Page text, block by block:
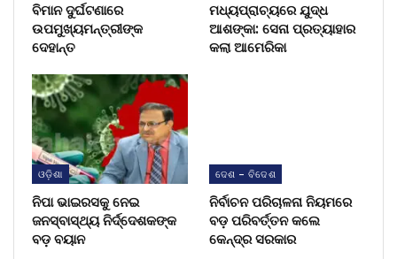
ବିମାନ ଦୁର୍ଘଟଣାରେ
ଉପମୁଖ୍ୟମନ୍ତ୍ରୀଙ୍କ
ଦେହାନ୍ତ
ମଧ୍ୟପ୍ରାଚ୍ୟରେ ଯୁଦ୍ଧ
ଆଶଙ୍କା: ସେନା ପ୍ରତ୍ୟାହାର
କଲା ଆମେରିକା
ଓଡ଼ିଶା
ନିପା ଭାଇରସକୁ ନେଇ
ଜନସ୍ବାସ୍ଥ୍ୟ ନିର୍ଦ୍ଦେଶକଙ୍କ
ବଡ଼ ବୟାନ
ଦେଶ - ବିଦେଶ
ନିର୍ବାଚନ ପରିଚାଳନା ନିୟମରେ
ବଡ଼ ପରିବର୍ତ୍ତନ କଲେ
କେନ୍ଦ୍ର ସରକାର